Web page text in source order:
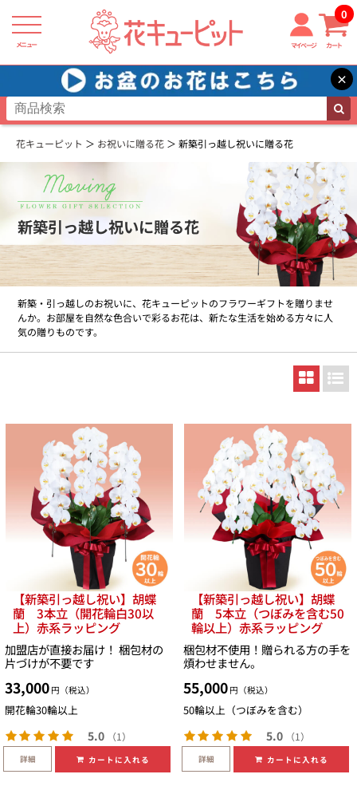
メニュー マイページ カート
0
×
花キューピット お祝いに贈る花 新築引っ越し祝いに贈る花
新築引っ越し祝いに贈る花
新築・引っ越しのお祝いに、花キューピットのフラワーギフトを贈りませ
んか。お部屋を自然な色合いで彩るお花は、新たな生活を始める方々に人
気の贈りものです。
【新築引っ越し祝い】胡蝶
蘭 3本立（開花輪白30以
上）赤系ラッピング
加盟店が直接お届け！ 梱包材の
片づけが不要です
33,000 円（税込）
開花輪30輪以上
5.0 （1）
詳細 カートに入れる
【新築引っ越し祝い】胡蝶
蘭 5本立（つぼみを含む50
輪以上）赤系ラッピング
梱包材不使用！贈られる方の手を
煩わせません。
55,000 円（税込）
50輪以上（つぼみを含む）
5.0 （1）
詳細 カートに入れる